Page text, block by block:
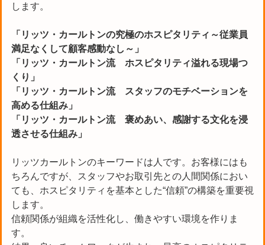
します。
「リッツ・カールトンの究極のホスピタリティ～従業員
満足なくして顧客感動なし～」
「リッツ・カールトン流 ホスピタリティ溢れる現場つ
くり」
「リッツ・カールトン流 スタッフのモチベーションを
高める仕組み」
「リッツ・カールトン流 褒めあい、感謝する文化を浸
透させる仕組み」
リッツカールトンのキーワードは人です。お客様にはも
ちろんですが、スタッフやお取引先との人間関係におい
ても、ホスピタリティを基本とした“信頼”の構築を重要視
します。
信頼関係が組織を活性化し、働きやすい環境を作りま
す。